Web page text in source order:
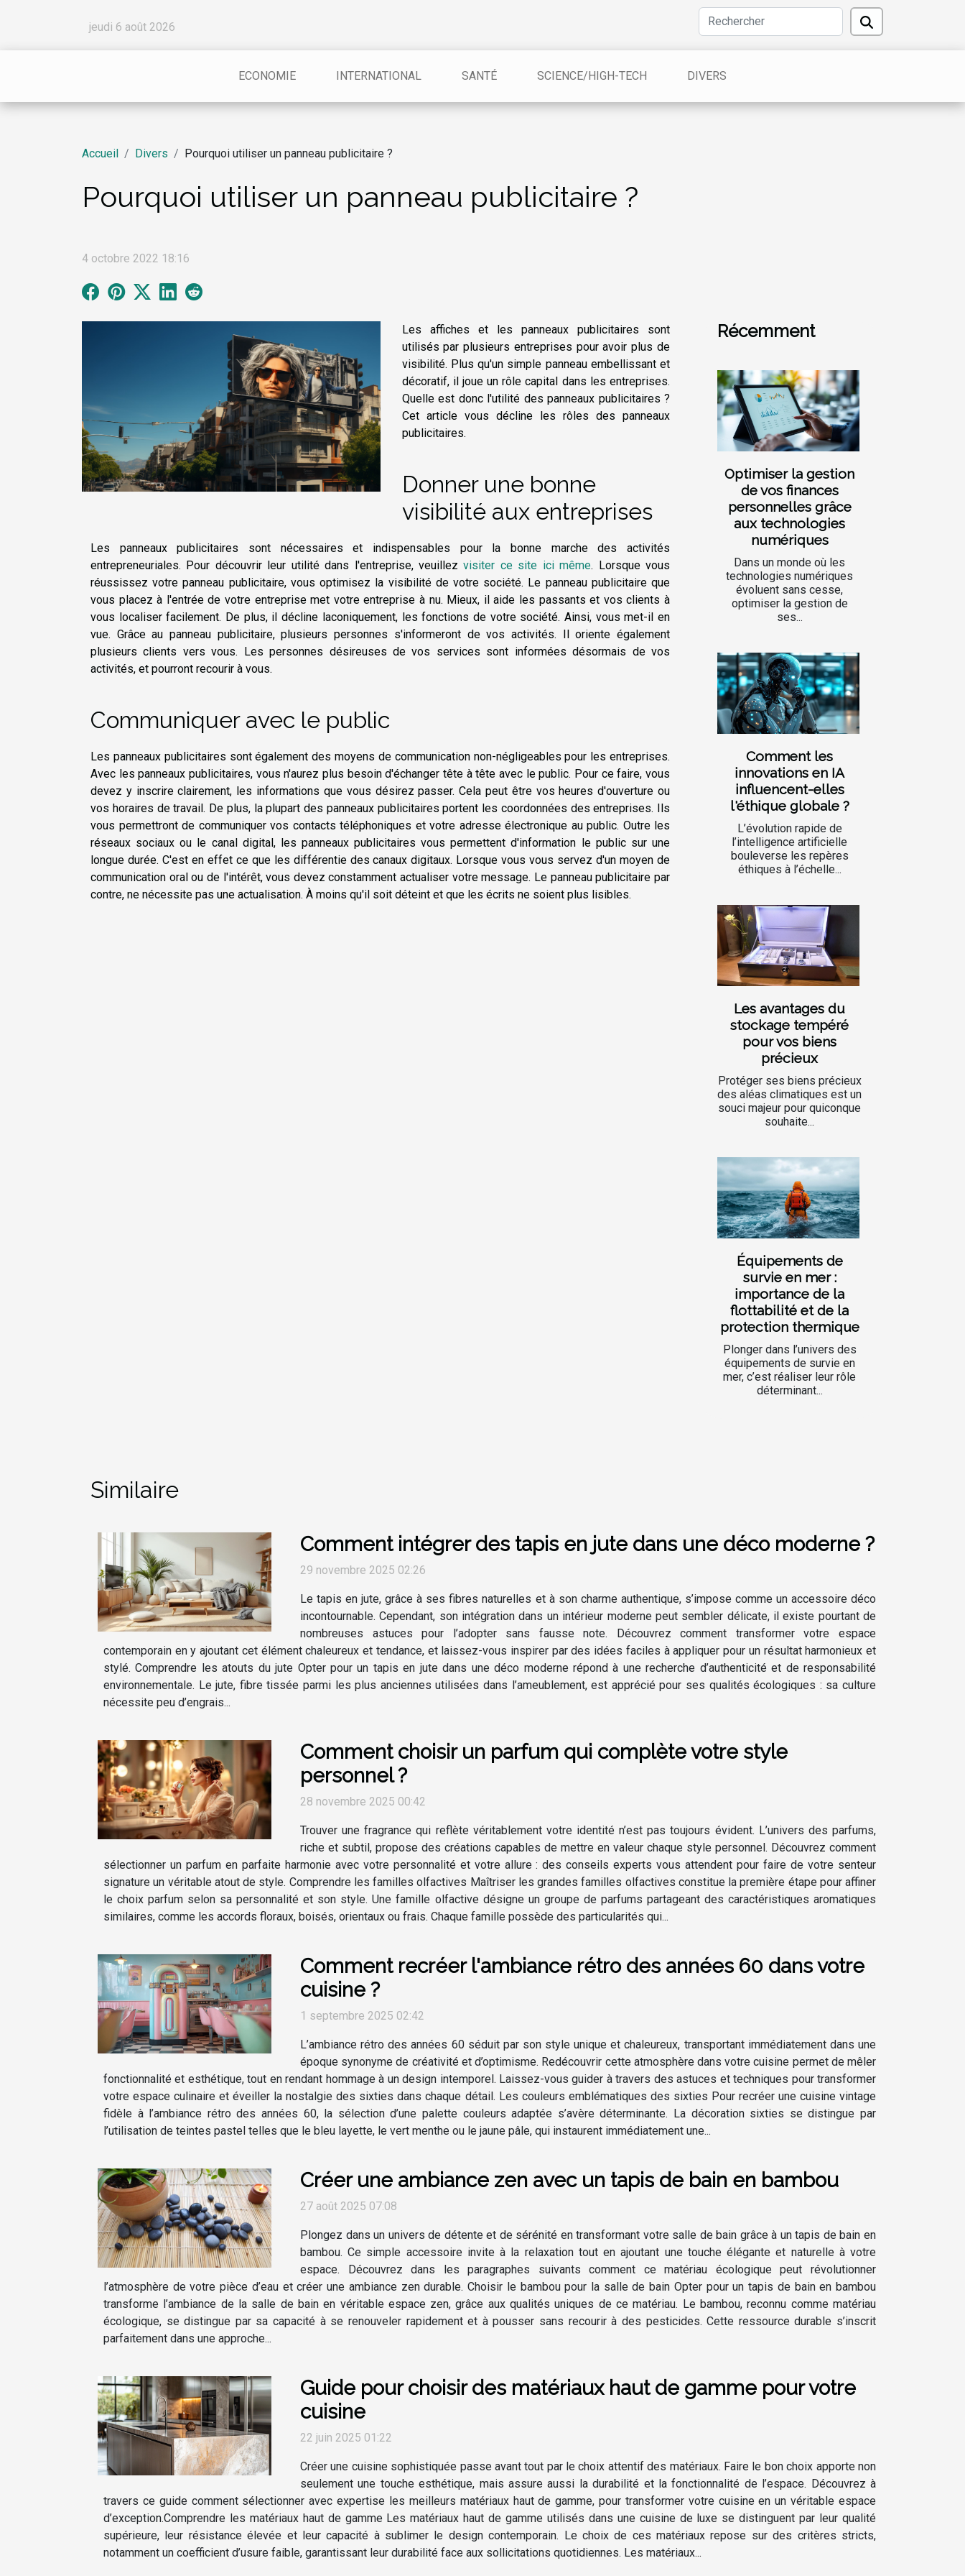
jeudi 6 août 2026
ECONOMIE INTERNATIONAL SANTÉ SCIENCE/HIGH-TECH DIVERS
Accueil Divers Pourquoi utiliser un panneau publicitaire ?
Pourquoi utiliser un panneau publicitaire ?
4 octobre 2022 18:16
Les affiches et les panneaux publicitaires sont
utilisés par plusieurs entreprises pour avoir plus de
visibilité. Plus qu'un simple panneau embellissant et
décoratif, il joue un rôle capital dans les entreprises.
Quelle est donc l'utilité des panneaux publicitaires ?
Cet article vous décline les rôles des panneaux
publicitaires.
Donner une bonne
visibilité aux entreprises
Les panneaux publicitaires sont nécessaires et indispensables pour la bonne marche des activités
entrepreneuriales. Pour découvrir leur utilité dans l'entreprise, veuillezvisiter ce site ici même. Lorsque vous
réussissez votre panneau publicitaire, vous optimisez la visibilité de votre société. Le panneau publicitaire que
vous placez à l'entrée de votre entreprise met votre entreprise à nu. Mieux, il aide les passants et vos clients à
vous localiser facilement. De plus, il décline laconiquement, les fonctions de votre société. Ainsi, vous met-il en
vue. Grâce au panneau publicitaire, plusieurs personnes s'informeront de vos activités. Il oriente également
plusieurs clients vers vous. Les personnes désireuses de vos services sont informées désormais de vos
activités, et pourront recourir à vous.
Communiquer avec le public
Les panneaux publicitaires sont également des moyens de communication non-négligeables pour les entreprises.
Avec les panneaux publicitaires, vous n'aurez plus besoin d'échanger tête à tête avec le public. Pour ce faire, vous
devez y inscrire clairement, les informations que vous désirez passer. Cela peut être vos heures d'ouverture ou
vos horaires de travail. De plus, la plupart des panneaux publicitaires portent les coordonnées des entreprises. Ils
vous permettront de communiquer vos contacts téléphoniques et votre adresse électronique au public. Outre les
réseaux sociaux ou le canal digital, les panneaux publicitaires vous permettent d'information le public sur une
longue durée. C'est en effet ce que les différentie des canaux digitaux. Lorsque vous vous servez d'un moyen de
communication oral ou de l'intérêt, vous devez constamment actualiser votre message. Le panneau publicitaire par
contre, ne nécessite pas une actualisation. À moins qu'il soit déteint et que les écrits ne soient plus lisibles.
Récemment
Optimiser la gestion
de vos finances
personnelles grâce
aux technologies
numériques
Dans un monde où les
technologies numériques
évoluent sans cesse,
optimiser la gestion de
ses...
Comment les
innovations en IA
influencent-elles
l'éthique globale ?
L’évolution rapide de
l’intelligence artificielle
bouleverse les repères
éthiques à l’échelle...
Les avantages du
stockage tempéré
pour vos biens
précieux
Protéger ses biens précieux
des aléas climatiques est un
souci majeur pour quiconque
souhaite...
Équipements de
survie en mer :
importance de la
flottabilité et de la
protection thermique
Plonger dans l’univers des
équipements de survie en
mer, c’est réaliser leur rôle
déterminant...
Similaire
Comment intégrer des tapis en jute dans une déco moderne ?
29 novembre 2025 02:26
Le tapis en jute, grâce à ses fibres naturelles et à son charme authentique, s’impose comme un accessoire déco
incontournable. Cependant, son intégration dans un intérieur moderne peut sembler délicate, il existe pourtant de
nombreuses astuces pour l’adopter sans fausse note. Découvrez comment transformer votre espace
contemporain en y ajoutant cet élément chaleureux et tendance, et laissez-vous inspirer par des idées faciles à appliquer pour un résultat harmonieux et
stylé. Comprendre les atouts du jute Opter pour un tapis en jute dans une déco moderne répond à une recherche d’authenticité et de responsabilité
environnementale. Le jute, fibre tissée parmi les plus anciennes utilisées dans l’ameublement, est apprécié pour ses qualités écologiques : sa culture
nécessite peu d’engrais...
Comment choisir un parfum qui complète votre style
personnel ?
28 novembre 2025 00:42
Trouver une fragrance qui reflète véritablement votre identité n’est pas toujours évident. L’univers des parfums,
riche et subtil, propose des créations capables de mettre en valeur chaque style personnel. Découvrez comment
sélectionner un parfum en parfaite harmonie avec votre personnalité et votre allure : des conseils experts vous attendent pour faire de votre senteur
signature un véritable atout de style. Comprendre les familles olfactives Maîtriser les grandes familles olfactives constitue la première étape pour affiner
le choix parfum selon sa personnalité et son style. Une famille olfactive désigne un groupe de parfums partageant des caractéristiques aromatiques
similaires, comme les accords floraux, boisés, orientaux ou frais. Chaque famille possède des particularités qui...
Comment recréer l'ambiance rétro des années 60 dans votre
cuisine ?
1 septembre 2025 02:42
L’ambiance rétro des années 60 séduit par son style unique et chaleureux, transportant immédiatement dans une
époque synonyme de créativité et d’optimisme. Redécouvrir cette atmosphère dans votre cuisine permet de mêler
fonctionnalité et esthétique, tout en rendant hommage à un design intemporel. Laissez-vous guider à travers des astuces et techniques pour transformer
votre espace culinaire et éveiller la nostalgie des sixties dans chaque détail. Les couleurs emblématiques des sixties Pour recréer une cuisine vintage
fidèle à l’ambiance rétro des années 60, la sélection d’une palette couleurs adaptée s’avère déterminante. La décoration sixties se distingue par
l’utilisation de teintes pastel telles que le bleu layette, le vert menthe ou le jaune pâle, qui instaurent immédiatement une...
Créer une ambiance zen avec un tapis de bain en bambou
27 août 2025 07:08
Plongez dans un univers de détente et de sérénité en transformant votre salle de bain grâce à un tapis de bain en
bambou. Ce simple accessoire invite à la relaxation tout en ajoutant une touche élégante et naturelle à votre
espace. Découvrez dans les paragraphes suivants comment ce matériau écologique peut révolutionner
l’atmosphère de votre pièce d’eau et créer une ambiance zen durable. Choisir le bambou pour la salle de bain Opter pour un tapis de bain en bambou
transforme l’ambiance de la salle de bain en véritable espace zen, grâce aux qualités uniques de ce matériau. Le bambou, reconnu comme matériau
écologique, se distingue par sa capacité à se renouveler rapidement et à pousser sans recourir à des pesticides. Cette ressource durable s’inscrit
parfaitement dans une approche...
Guide pour choisir des matériaux haut de gamme pour votre
cuisine
22 juin 2025 01:22
Créer une cuisine sophistiquée passe avant tout par le choix attentif des matériaux. Faire le bon choix apporte non
seulement une touche esthétique, mais assure aussi la durabilité et la fonctionnalité de l’espace. Découvrez à
travers ce guide comment sélectionner avec expertise les meilleurs matériaux haut de gamme, pour transformer votre cuisine en un véritable espace
d’exception.Comprendre les matériaux haut de gamme Les matériaux haut de gamme utilisés dans une cuisine de luxe se distinguent par leur qualité
supérieure, leur résistance élevée et leur capacité à sublimer le design contemporain. Le choix de ces matériaux repose sur des critères stricts,
notamment un coefficient d’usure faible, garantissant leur durabilité face aux sollicitations quotidiennes. Les matériaux...